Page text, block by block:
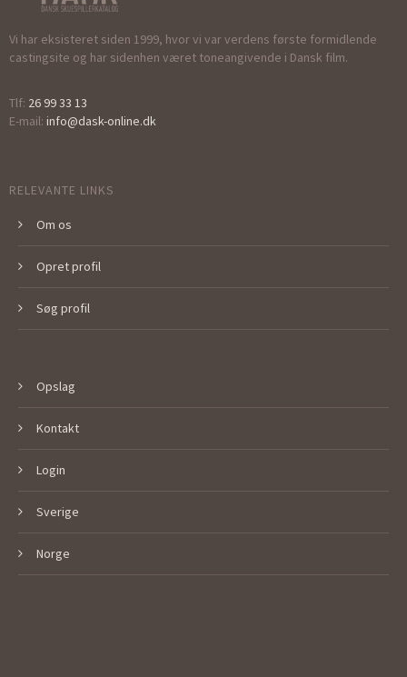
Vi har eksisteret siden 1999, hvor vi var verdens første formidlende
castingsite og har sidenhen været toneangivende i Dansk film.
Tlf: 26 99 33 13
E-mail: info@dask-online.dk
RELEVANTE LINKS
Om os
Opret profil
Søg profil
Opslag
Kontakt
Login
Sverige
Norge